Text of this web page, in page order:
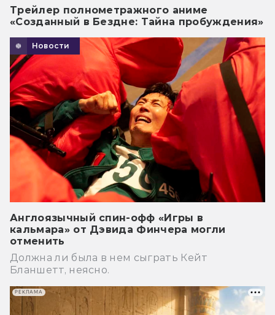
Трейлер полнометражного аниме
«Созданный в Бездне: Тайна пробуждения»
Новости
Англоязычный спин-офф «Игры в
кальмара» от Дэвида Финчера могли
отменить
Должна ли была в нем сыграть Кейт
Бланшетт, неясно.
РЕКЛАМА